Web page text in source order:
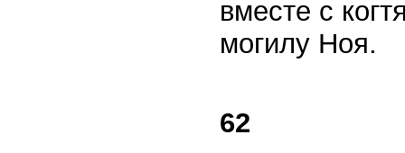
вместе с
могилу Ноя.
62